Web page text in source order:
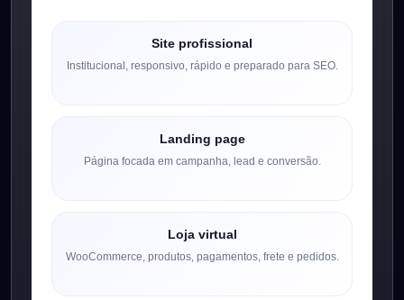
Site profissional
Institucional, responsivo, rápido e preparado para SEO.
Landing page
Página focada em campanha, lead e conversão.
Loja virtual
WooCommerce, produtos, pagamentos, frete e pedidos.